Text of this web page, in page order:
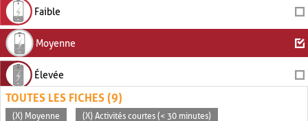
Faible
Moyenne
Élevée
TOUTES LES FICHES (9)
(X) Moyenne (X) Activités courtes (< 30 minutes)